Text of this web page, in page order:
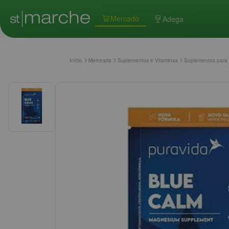
Mercado Adega
Início Mercearia Suplementos e Vitaminas Suplementos